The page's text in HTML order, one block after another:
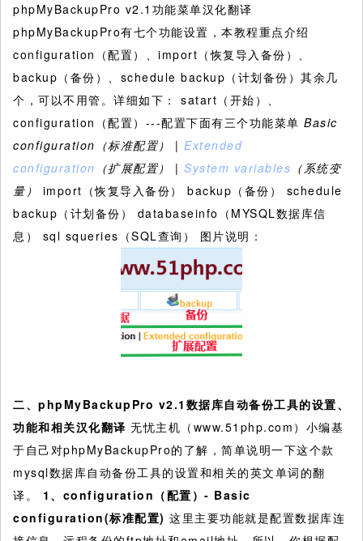
phpMyBackupPro v2.1功能菜单汉化翻译
phpMyBackupPro有七个功能设置，本教程重点介绍
configuration（配置）、import（恢复导入备份）、
backup（备份）、schedule backup（计划备份）其余几
个，可以不用管。详细如下： satart（开始）、
configuration（配置）---配置下面有三个功能菜单 Basic
configuration （标准配置） | Extended
configuration （扩展配置） | System variables （系统变
量）
import（恢复导入备份） backup（备份） schedule
backup（计划备份） databaseinfo（MYSQL数据库信
息） sql squeries（SQL查询） 图片说明：
二、phpMyBackupPro v2.1数据库自动备份工具的设置、
功能和相关汉化翻译 无忧主机（www.51php.com）小编基
于自己对phpMyBackupPro的了解，简单说明一下这个款
mysql数据库自动备份工具的设置和相关的英文单词的翻
译。 1 、configuration（配置）- Basic
configuration(标准配置) 这里主要功能就是配置数据库连